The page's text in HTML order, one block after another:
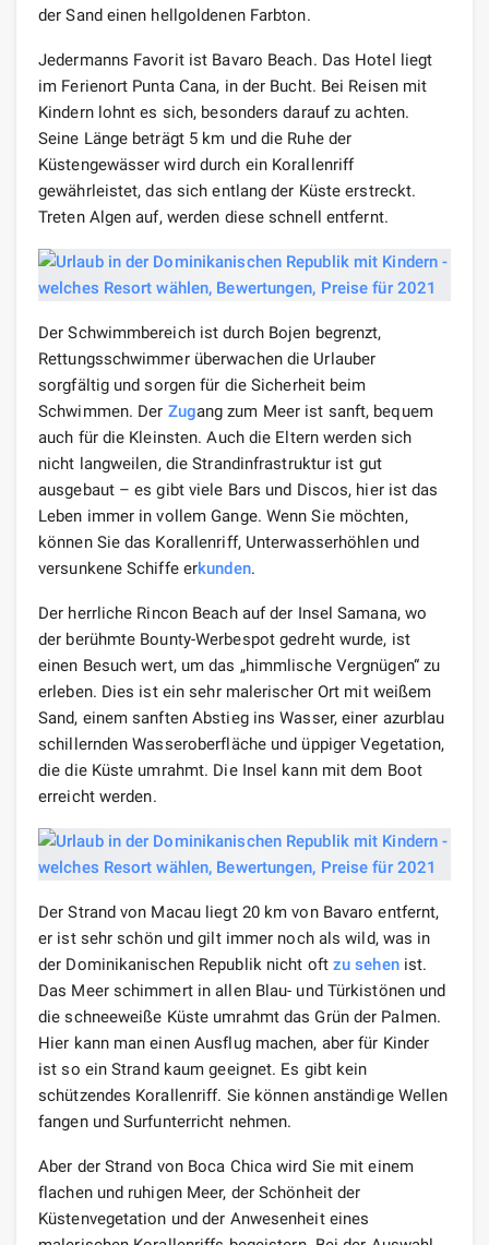
der Sand einen hellgoldenen Farbton.
Jedermanns Favorit ist Bavaro Beach. Das Hotel liegt
im Ferienort Punta Cana, in der Bucht. Bei Reisen mit
Kindern lohnt es sich, besonders darauf zu achten.
Seine Länge beträgt 5 km und die Ruhe der
Küstengewässer wird durch ein Korallenriff
gewährleistet, das sich entlang der Küste erstreckt.
Treten Algen auf, werden diese schnell entfernt.
Der Schwimmbereich ist durch Bojen begrenzt,
Rettungsschwimmer überwachen die Urlauber
sorgfältig und sorgen für die Sicherheit beim
Schwimmen. Der Zugang zum Meer ist sanft, bequem
auch für die Kleinsten. Auch die Eltern werden sich
nicht langweilen, die Strandinfrastruktur ist gut
ausgebaut – es gibt viele Bars und Discos, hier ist das
Leben immer in vollem Gange. Wenn Sie möchten,
können Sie das Korallenriff, Unterwasserhöhlen und
versunkene Schiffe erkunden.
Der herrliche Rincon Beach auf der Insel Samana, wo
der berühmte Bounty-Werbespot gedreht wurde, ist
einen Besuch wert, um das „himmlische Vergnügen“ zu
erleben. Dies ist ein sehr malerischer Ort mit weißem
Sand, einem sanften Abstieg ins Wasser, einer azurblau
schillernden Wasseroberfläche und üppiger Vegetation,
die die Küste umrahmt. Die Insel kann mit dem Boot
erreicht werden.
Der Strand von Macau liegt 20 km von Bavaro entfernt,
er ist sehr schön und gilt immer noch als wild, was in
der Dominikanischen Republik nicht oft zu sehenist.
Das Meer schimmert in allen Blau- und Türkistönen und
die schneeweiße Küste umrahmt das Grün der Palmen.
Hier kann man einen Ausflug machen, aber für Kinder
ist so ein Strand kaum geeignet. Es gibt kein
schützendes Korallenriff. Sie können anständige Wellen
fangen und Surfunterricht nehmen.
Aber der Strand von Boca Chica wird Sie mit einem
flachen und ruhigen Meer, der Schönheit der
Küstenvegetation und der Anwesenheit eines